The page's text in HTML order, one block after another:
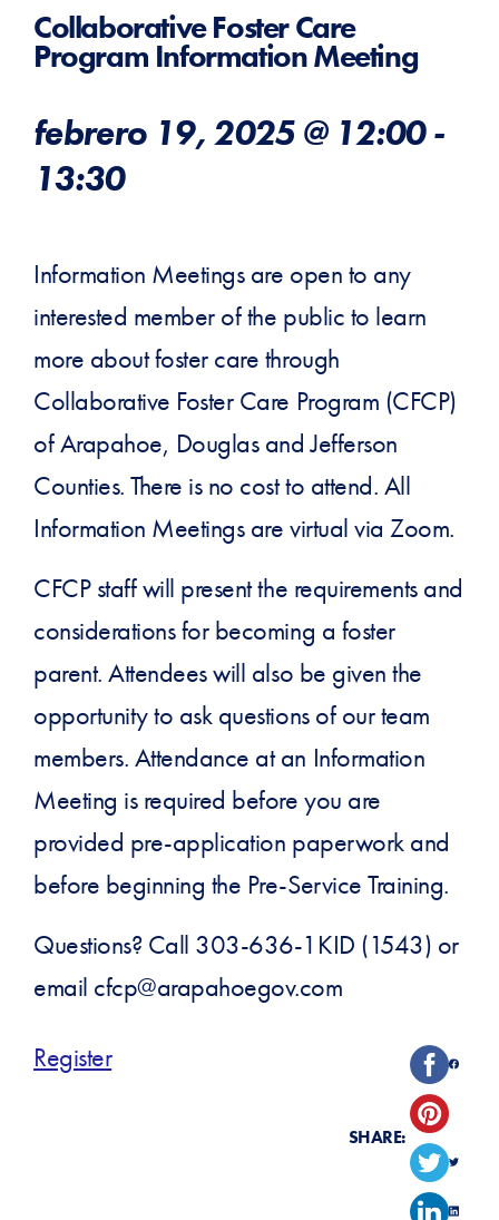
Collaborative Foster Care
Program Information Meeting
febrero 19, 2025 @ 12:00-
13:30
Information Meetings are open to any
interested member of the public to learn
more about foster care through
Collaborative Foster Care Program (CFCP)
of Arapahoe, Douglas and Jefferson
Counties. There is no cost to attend. All
Information Meetings are virtual via Zoom.
CFCP staff will present the requirements and
considerations for becoming a foster
parent. Attendees will also be given the
opportunity to ask questions of our team
members. Attendance at an Information
Meeting is required before you are
provided pre-application paperwork and
before beginning the Pre-Service Training.
Questions? Call 303-636-1KID (1543) or
email cfcp@arapahoegov.com
Register
SHARE: